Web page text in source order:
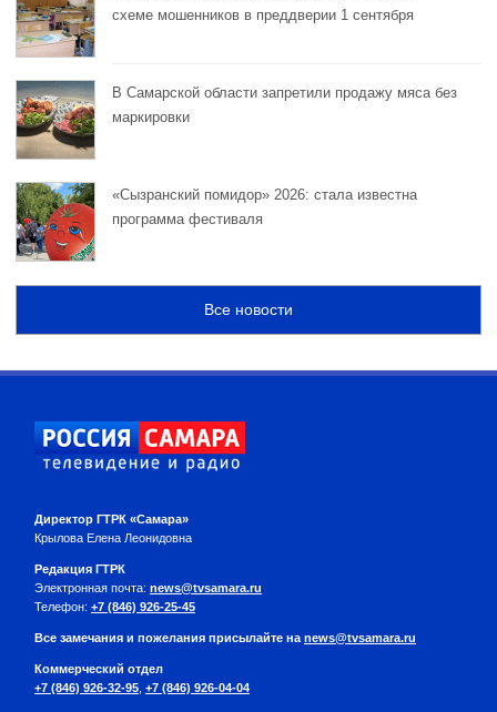
схеме мошенников в преддверии 1 сентября
В Самарской области запретили продажу мяса без
маркировки
«Сызранский помидор» 2026: стала известна
программа фестиваля
Все новости
Директор ГТРК «Самара»
Крылова Елена Леонидовна
Редакция ГТРК
Электронная почта: news@tvsamara.ru
Телефон: +7 (846) 926-25-45
Все замечания и пожелания присылайте на news@tvsamara.ru
Коммерческий отдел
+7 (846) 926-32-95, +7 (846) 926-04-04